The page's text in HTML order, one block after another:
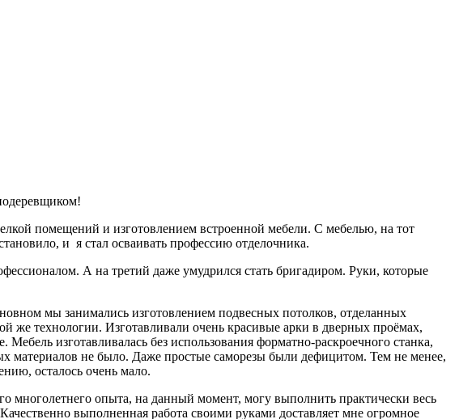
помещений и изготовлением встроенной мебели. С мебелью, на тот
и я стал осваивать профессию отделочника.
А на третий даже умудрился стать бригадиром. Руки, которые
мы занимались изготовлением подвесных потолков, отделанных
же технологии. Изготавливали очень красивые арки в дверных проёмах,
изготавливалась без использования форматно-раскроечного станка,
материалов не было. Даже простые саморезы были дефицитом. Тем не менее,
осталось очень мало.
многолетнего опыта, на данный момент, могу выполнить практически весь
выполненная работа своими руками доставляет мне огромное